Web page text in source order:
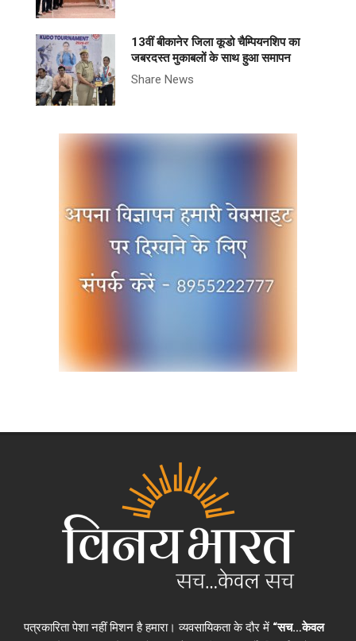
13वीं बीकानेर जिला कूडो चैम्पियनशिप का
जबरदस्त मुकाबलों के साथ हुआ समापन
Share News
पत्रकारिता पेशा नहीं मिशन है हमारा। व्यवसायिकता के दौर में “सच…केवल